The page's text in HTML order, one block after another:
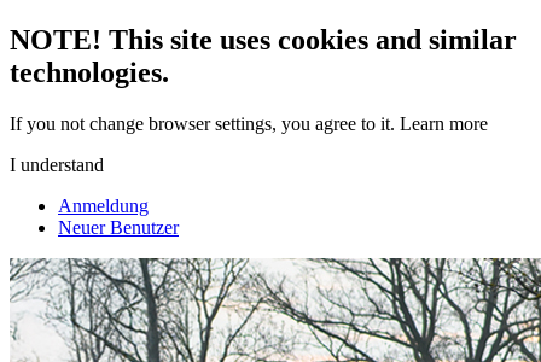
NOTE! This site uses cookies and similar
technologies.
If you not change browser settings, you agree to it. Learn more
I understand
Anmeldung
Neuer Benutzer